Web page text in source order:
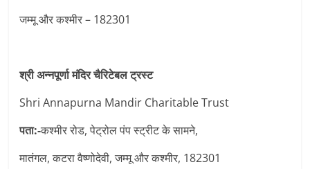
जम्मू और कश्मीर – 182301
श्री अन्नपूर्णा मंदिर चैरिटेबल ट्रस्ट
Shri Annapurna Mandir Charitable Trust
पता:-कश्मीर रोड, पेट्रोल पंप स्ट्रीट के सामने,
मातंगल, कटरा वैष्णोदेवी, जम्मू और कश्मीर, 182301